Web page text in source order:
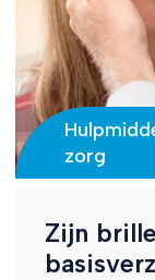
zorg
Zijn